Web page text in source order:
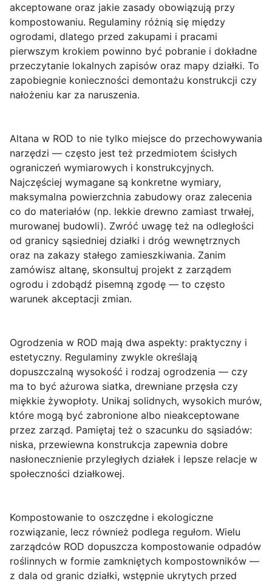
akceptowane oraz jakie zasady obowiązują przy
kompostowaniu. Regulaminy różnią się między
ogrodami, dlatego przed zakupami i pracami
pierwszym krokiem powinno być pobranie i dokładne
przeczytanie lokalnych zapisów oraz mapy działki. To
zapobiegnie konieczności demontażu konstrukcji czy
nałożeniu kar za naruszenia.
Altana w ROD to nie tylko miejsce do przechowywania
narzędzi — często jest też przedmiotem ścisłych
ograniczeń wymiarowych i konstrukcyjnych.
Najczęściej wymagane są konkretne wymiary,
maksymalna powierzchnia zabudowy oraz zalecenia
co do materiałów (np. lekkie drewno zamiast trwałej,
murowanej budowli). Zwróć uwagę też na odległości
od granicy sąsiedniej działki i dróg wewnętrznych
oraz na zakazy stałego zamieszkiwania. Zanim
zamówisz altanę, skonsultuj projekt z zarządem
ogrodu i zdobądź pisemną zgodę — to często
warunek akceptacji zmian.
Ogrodzenia w ROD mają dwa aspekty: praktyczny i
estetyczny. Regulaminy zwykle określają
dopuszczalną wysokość i rodzaj ogrodzenia — czy
ma to być ażurowa siatka, drewniane przęsła czy
miękkie żywopłoty. Unikaj solidnych, wysokich murów,
które mogą być zabronione albo nieakceptowane
przez zarząd. Pamiętaj też o szacunku do sąsiadów:
niska, przewiewna konstrukcja zapewnia dobre
nasłonecznienie przyległych działek i lepsze relacje w
społeczności działkowej.
Kompostowanie to oszczędne i ekologiczne
rozwiązanie, lecz również podlega regułom. Wielu
zarządców ROD dopuszcza kompostowanie odpadów
roślinnych w formie zamkniętych kompostowników —
z dala od granic działki, wstępnie ukrytych przed